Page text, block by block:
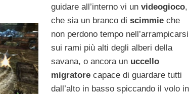
guidare all’interno vi un videogioco,
che sia un branco di scimmie che
non perdono tempo nell’arrampicarsi
sui rami più alti degli alberi della
savana, o ancora un uccello
migratorecapace di guardare tutti
dall’alto in basso spiccando il volo in